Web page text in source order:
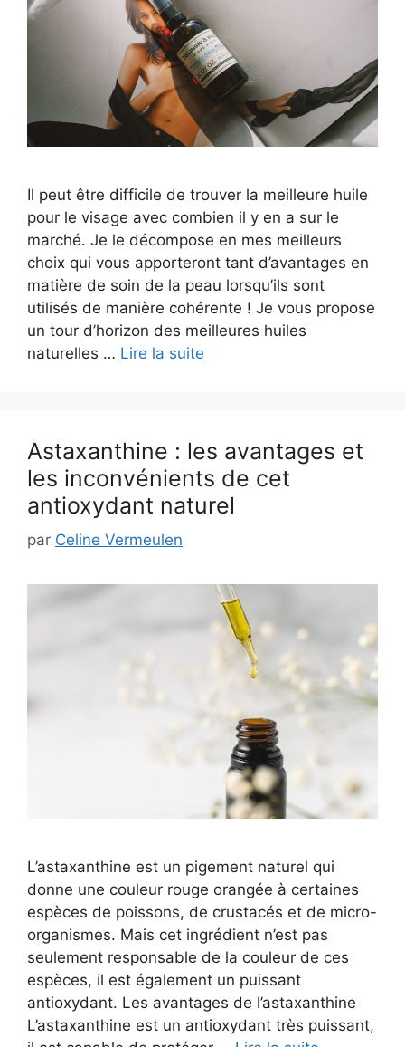
Il peut être difficile de trouver la meilleure huile
pour le visage avec combien il y en a sur le
marché. Je le décompose en mes meilleurs
choix qui vous apporteront tant d’avantages en
matière de soin de la peau lorsqu’ils sont
utilisés de manière cohérente ! Je vous propose
un tour d’horizon des meilleures huiles
naturelles … Lire la suite
Astaxanthine : les avantages et
les inconvénients de cet
antioxydant naturel
par Celine Vermeulen
L’astaxanthine est un pigement naturel qui
donne une couleur rouge orangée à certaines
espèces de poissons, de crustacés et de micro-
organismes. Mais cet ingrédient n’est pas
seulement responsable de la couleur de ces
espèces, il est également un puissant
antioxydant. Les avantages de l’astaxanthine
L’astaxanthine est un antioxydant très puissant,